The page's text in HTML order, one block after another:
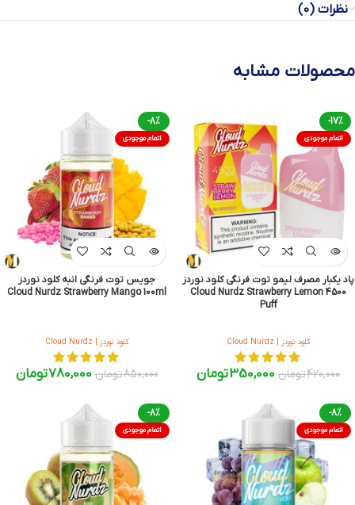
نظرات (0)
محصولات مشابه
-17%
اتمام موجودی
پاد یکبار مصرف لیمو توت فرنگی کلود نوردز
Cloud Nurdz Strawberry Lemon 4500
Puff
کلود نوردز | Cloud Nurdz
420,000تومان 350,000تومان
-8%
اتمام موجودی
جویس توت فرنگی انبه کلود نوردز
Cloud Nurdz Strawberry Mango 100ml
کلود نوردز | Cloud Nurdz
850,000تومان 780,000تومان
-8%
اتمام موجودی
-8%
اتمام موجودی